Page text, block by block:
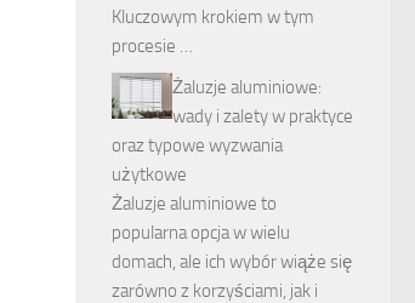
Kluczowym krokiem w tym
procesie …
Żaluzje aluminiowe:
wady i zalety w praktyce
oraz typowe wyzwania
użytkowe
Żaluzje aluminiowe to
popularna opcja w wielu
domach, ale ich wybór wiąże się
zarówno z korzyściami, jak i